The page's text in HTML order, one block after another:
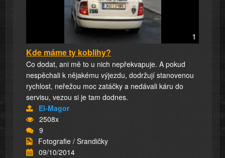
1
Kde máme ty koblihy?
Co dodat, ani mě to u nich nepřekvapuje. A pokud
nespěchali k nějakému výjezdu, dodržují stanovenou
rychlost, neřežou moc zatáčky a nedávali káru do
servisu, vezou si je tam dodnes.
El-Magor
2508x
9
Fotografie / Srandičky
09/10/2014